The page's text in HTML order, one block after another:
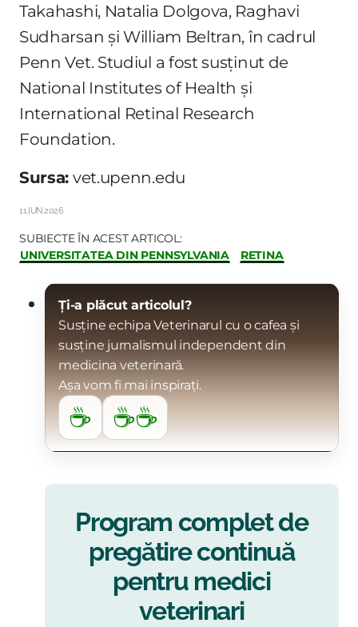
Takahashi, Natalia Dolgova, Raghavi
Sudharsan și William Beltran, în cadrul
Penn Vet. Studiul a fost susținut de
National Institutes of Health și
International Retinal Research
Foundation.
Sursa: vet.upenn.edu
11.IUN.2026
SUBIECTE ÎN ACEST ARTICOL:
UNIVERSITATEA DIN PENNSYLVANIA
RETINA
Ți-a plăcut articolul?
Susține echipa Veterinarul cu o cafea și
susține jurnalismul independent din
medicina veterinară.
Așa vom fi mai inspirați.
☕ ☕☕
Program complet de
pregătire continuă
pentru medici
veterinari